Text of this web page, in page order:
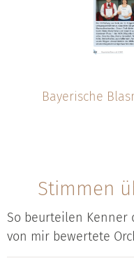
Bayerische
Stimmen
So beurteilen Kenner
von mir bewertete